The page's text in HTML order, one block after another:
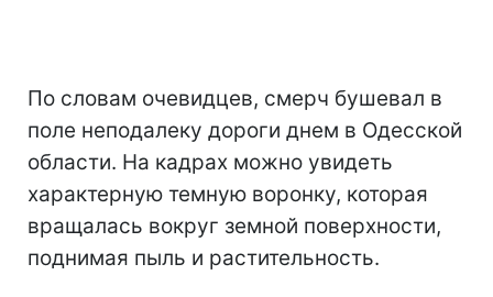
По словам очевидцев, смерч бушевал в
поле неподалеку дороги днем в Одесской
области. На кадрах можно увидеть
характерную темную воронку, которая
вращалась вокруг земной поверхности,
поднимая пыль и растительность.